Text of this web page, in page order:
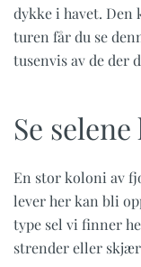
dykke i havet. Den
turen får du se
tusenvis av de der
Se
En stor koloni av
lever her kan bli
type sel vi finner
strender eller skjær